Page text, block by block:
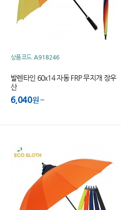
상품코드 A918246
발렌타인 60x14 자동 FRP 무지개 장우
산
6,040원